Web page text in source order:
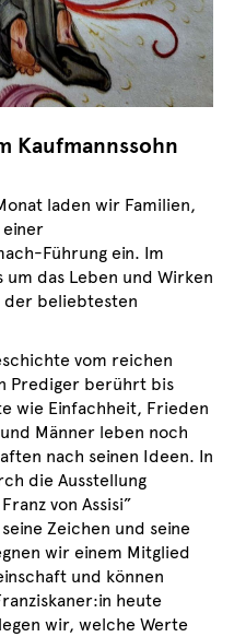
Kaufmannssohn
laden wir Familien,
einer
Führung ein. Im
das Leben und Wirken
der beliebtesten
vom reichen
Prediger berührt bis
wie Einfachheit, Frieden
Männer leben noch
nach seinen Ideen. In
die Ausstellung
von Assisi”
Zeichen und seine
wir einem Mitglied
und können
heute
wir, welche Werte